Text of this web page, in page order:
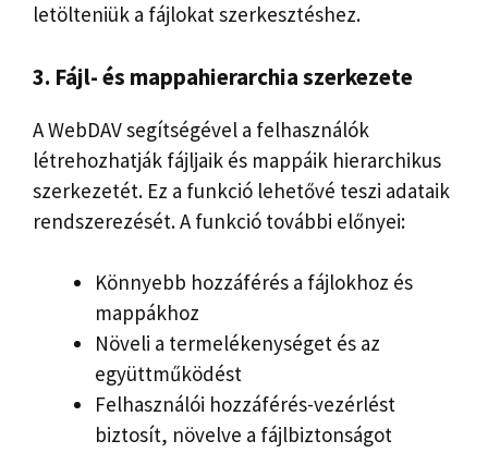
letölteniük a fájlokat szerkesztéshez.
3. Fájl- és mappahierarchia szerkezete
A WebDAV segítségével a felhasználók
létrehozhatják fájljaik és mappáik hierarchikus
szerkezetét. Ez a funkció lehetővé teszi adataik
rendszerezését. A funkció további előnyei:
Könnyebb hozzáférés a fájlokhoz és
mappákhoz
Növeli a termelékenységet és az
együttműködést
Felhasználói hozzáférés-vezérlést
biztosít, növelve a fájlbiztonságot